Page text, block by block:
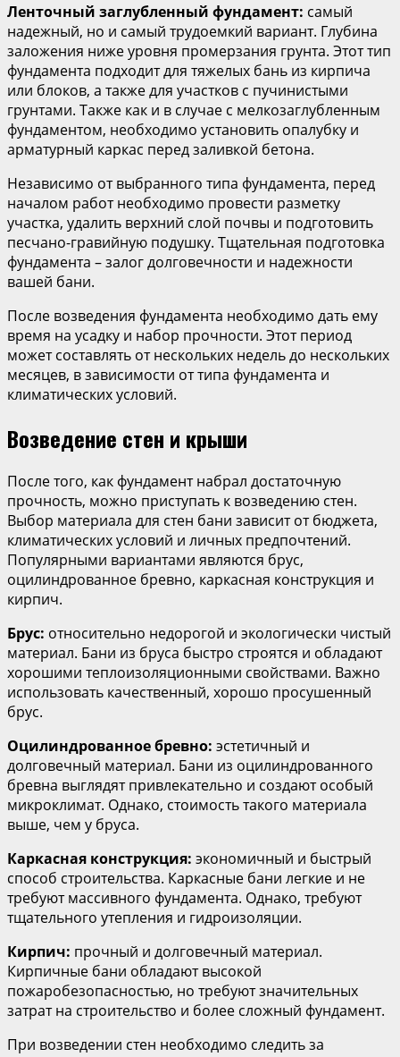
Ленточный заглубленный фундамент: самый
надежный, но и самый трудоемкий вариант. Глубина
заложения ниже уровня промерзания грунта. Этот тип
фундамента подходит для тяжелых бань из кирпича
или блоков, а также для участков с пучинистыми
грунтами. Также как и в случае с мелкозаглубленным
фундаментом, необходимо установить опалубку и
арматурный каркас перед заливкой бетона.
Независимо от выбранного типа фундамента, перед
началом работ необходимо провести разметку
участка, удалить верхний слой почвы и подготовить
песчано-гравийную подушку. Тщательная подготовка
фундамента – залог долговечности и надежности
вашей бани.
После возведения фундамента необходимо дать ему
время на усадку и набор прочности. Этот период
может составлять от нескольких недель до нескольких
месяцев, в зависимости от типа фундамента и
климатических условий.
Возведение стен и крыши
После того, как фундамент набрал достаточную
прочность, можно приступать к возведению стен.
Выбор материала для стен бани зависит от бюджета,
климатических условий и личных предпочтений.
Популярными вариантами являются брус,
оцилиндрованное бревно, каркасная конструкция и
кирпич.
Брус: относительно недорогой и экологически чистый
материал. Бани из бруса быстро строятся и обладают
хорошими теплоизоляционными свойствами. Важно
использовать качественный, хорошо просушенный
брус.
Оцилиндрованное бревно: эстетичный и
долговечный материал. Бани из оцилиндрованного
бревна выглядят привлекательно и создают особый
микроклимат. Однако, стоимость такого материала
выше, чем у бруса.
Каркасная конструкция: экономичный и быстрый
способ строительства. Каркасные бани легкие и не
требуют массивного фундамента. Однако, требуют
тщательного утепления и гидроизоляции.
Кирпич: прочный и долговечный материал.
Кирпичные бани обладают высокой
пожаробезопасностью, но требуют значительных
затрат на строительство и более сложный фундамент.
При возведении стен необходимо следить за